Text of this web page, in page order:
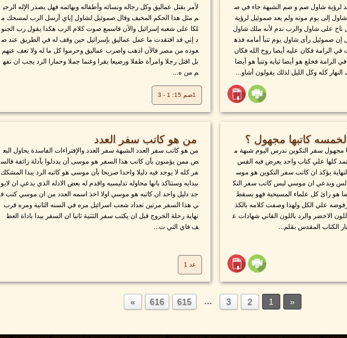
لرؤية شاول صم و صم الشبهة جاء في ص
إلى يوم موته ولم يعد صموئيل لرؤية
ناح على شاول والرب ندم لأنه ملك شاول
صموئيل رأى شاول يوم تنبأ أمامه فذه
الرامة فكان عليه أيضا روح الله فكان
الرامة فخلع هو أيضا ثيابه وتنبأ هو أيضا
كله وكل الليل لذلك يقولون أشاو...
لأمر بقتل عماليق وكل رجاله ونسائه وأطفاله وبهائمه فهل يصدر الإله الرحي
م مثل هذا الحكم المخيف وقال صموئيل لشاول إياي أرسل الرب لمسحك م
لكا على شعبه إسرائيل والآن فاسمع صوت كلام الرب هكذا يقول رب الجنو
د إني قد افتقدت ما عمل عماليق بإسرائيل حين وقف له في الطريق عند ص
عوده من مصر فالآن اذهب واضرب عماليق وحرموا كل ما له ولا تعف عنهم
بل اقتل رجلا وامرأة طفلا ورضيعا بقرا وغنما جملا وحمارا الرد يجب ان نفه
م من ه...
1صم 15: 1 - 3
كاتبها مجهول ؟
مجهول سفر التكوين ندرس اليوم شبهة م
كلها علي كتاب واحد يعرض فيه القس
يؤكد ان كاتب سفر التكوين هو موس
ويدعي ان موسي ليس كاتب سفر التك
هو رائ كل علماء المسيحية فهو يسقط
علي الكل ولهذا وصفت كلامه بالكذ
الاخضر والرد باللون القاني شهادات ع
الكتاب المقدس بقلم...
من هو كاتب سفر العدد
من هو كاتب سفر العدد الشبهة سفر العدد والإفتراءات الفاسدة يحاول البع
ض ممن يؤمنون بأن كاتب هذا السفر هو موسى أن يددلوا بأدلة زائفة فالس
فر كله لا يوجد فيه دليلا واحدا صريحا بأن موسى هو كاتبه الرد يبدا المشكك
ببدايه وسنتاكد بانها محاوله تدليسيه واقدم له بعض الادله الذي يدعي ان لايو
جد دليل واحد ان كاتبه هو موسي اولا اخذ اسمه العدد من ان موسي كتب ف
ي هذا السفر مرتين تعداد شعب اسرائيل مره في السنه الثانية ومره قرب
نهاية رحلة الخروج قبل ان يكتب سفر التثنية ثانيا ان السفر يبدا باداة العط
ف فاي التي ت...
عد 1
1
2
3
…
615
616